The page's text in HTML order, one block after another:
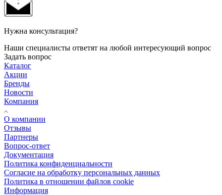
Нужна консультация?
Наши специалисты ответят на любой интересующий вопрос
Задать вопрос
Каталог
Акции
Бренды
Новости
Компания
О компании
Отзывы
Партнеры
Вопрос-ответ
Документация
Политика конфиденциальности
Согласие на обработку персональных данных
Политика в отношении файлов cookie
Информация